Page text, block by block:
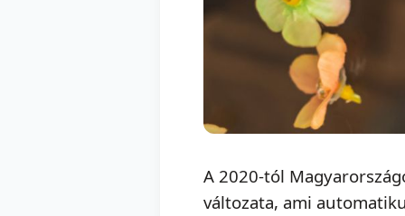
A 2020-tól
változata, ami